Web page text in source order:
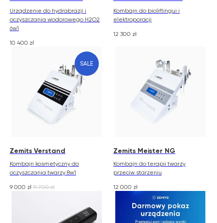
Urządzenie do hydrabrazji i
oczyszczania wodorowego H2O2
6w1
10 400 zł
Kombajn do bioliftingui i
elektroporacji
12 300 zł
SALE
Zemits Verstand
Kombajn kosmetyczny do
oczyszczania twarzy 8w1
9 000 zł 11 700 zł
Zemits Meister NG
Kombajn do terapii twarzy
przeciw starzeniu
12 000 zł